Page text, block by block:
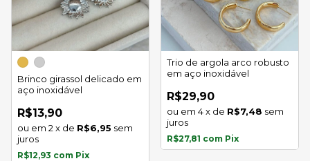
Brinco girassol delicado em
aço inoxidável
R$13,90
2 x de R$6,95 sem
juros
R$12,93 com Pix
Trio de argola arco robusto
em aço inoxidável
R$29,90
4x de R$7,48 sem
juros
R$27,81 com Pix